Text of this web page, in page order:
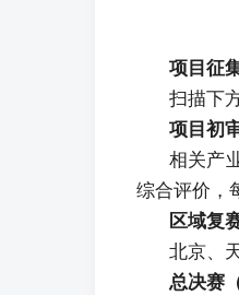
项目征
扫描下
项目初
相关产
综合评价，
区域复
北京、
总决赛